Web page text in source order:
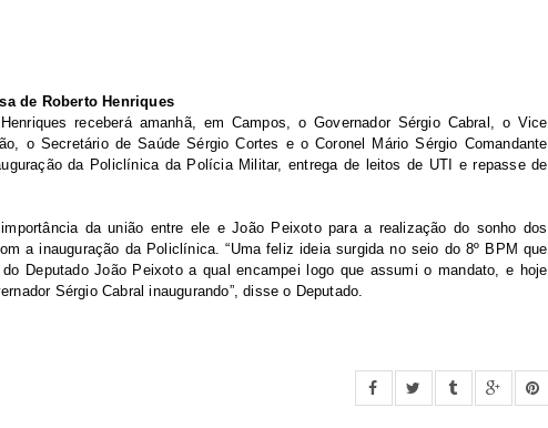
de Roberto Henriques
receberá amanhã, em Campos, o Governador Sérgio Cabral, o Vice
o Secretário de Saúde Sérgio Cortes e o Coronel Mário Sérgio Comandante
da Policlínica da Polícia Militar, entrega de leitos de UTI e repasse de
da união entre ele e João Peixoto para a realização do sonho dos
a inauguração da Policlínica. “Uma feliz ideia surgida no seio do 8º BPM que
Deputado João Peixoto a qual encampei logo que assumi o mandato, e hoje
Sérgio Cabral inaugurando”, disse o Deputado.